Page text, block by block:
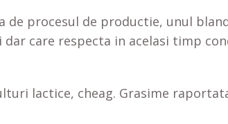
procesul de productie, unul
care respecta in acelasi timp
lactice, cheag. Grasime